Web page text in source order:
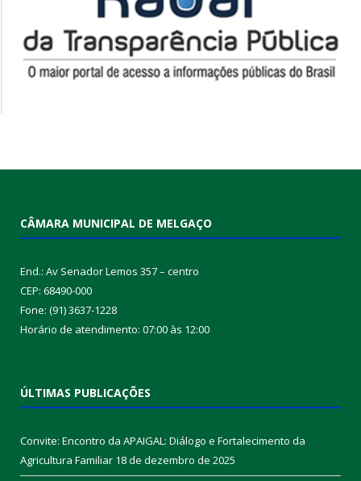
CÂMARA MUNICIPAL DE MELGAÇO
End.: Av Senador Lemos 357 – centro
CEP: 68490-000
Fone: (91) 3637-1228
Horário de atendimento: 07:00 às 12:00
ÚLTIMAS PUBLICAÇÕES
Convite: Encontro da APAIGAL: Diálogo e Fortalecimento da
Agricultura Familiar 18 de dezembro de 2025